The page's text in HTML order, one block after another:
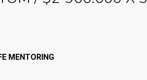
MENTORING